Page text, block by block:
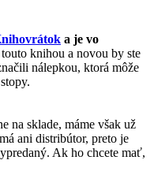
a je vo
knihou a novou by ste
nálepkou, ktorá môže
na sklade, máme však už
ani distribútor, preto je
Ak ho chcete mať,